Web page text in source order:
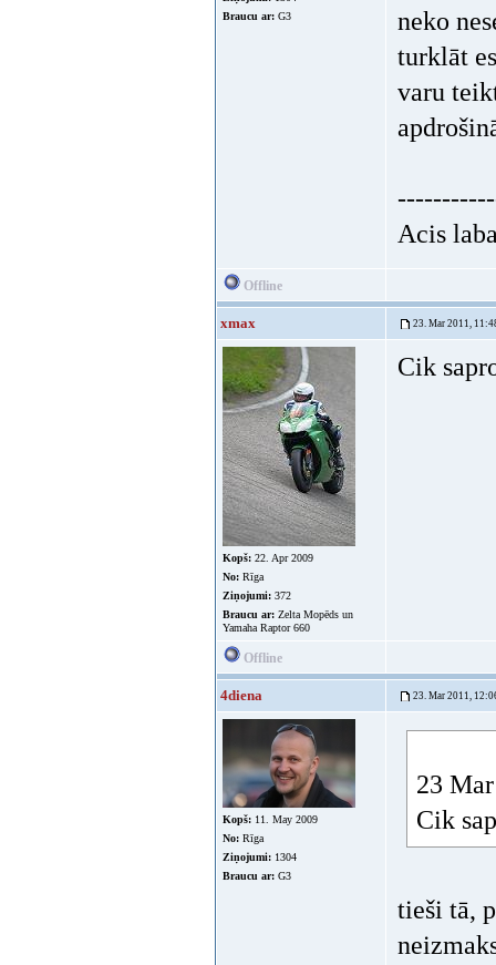
Braucu ar: G3
neko
turklāt
varu
Acis
Offline
xmax 23. Mar 2011,
Kopš: 22. Apr 2009
No: Rīga
Ziņojumi: 372
Braucu ar: Zelta Mopēds un
Yamaha Raptor 660
Cik
Offline
4diena 23. Mar 2011,
Kopš: 11. May 2009
No: Rīga
Ziņojumi: 1304
Braucu ar: G3
23
Cik
tieši tā,